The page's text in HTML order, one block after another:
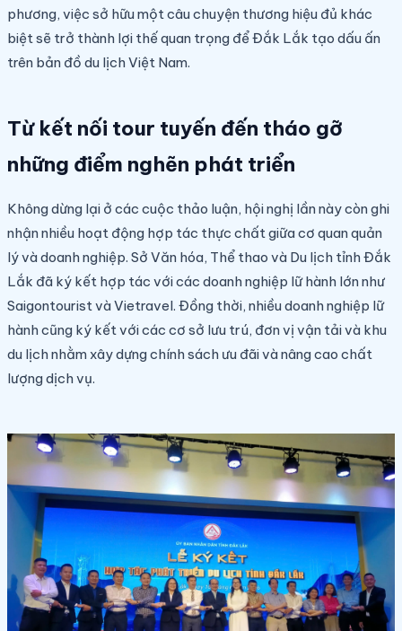
phương, việc sở hữu một câu chuyện thương hiệu đủ khác
biệt sẽ trở thành lợi thế quan trọng để Đắk Lắk tạo dấu ấn
trên bản đồ du lịch Việt Nam.
Từ kết nối tour tuyến đến tháo gỡ
những điểm nghẽn phát triển
Không dừng lại ở các cuộc thảo luận, hội nghị lần này còn ghi
nhận nhiều hoạt động hợp tác thực chất giữa cơ quan quản
lý và doanh nghiệp. Sở Văn hóa, Thể thao và Du lịch tỉnh Đắk
Lắk đã ký kết hợp tác với các doanh nghiệp lữ hành lớn như
Saigontourist và Vietravel. Đồng thời, nhiều doanh nghiệp lữ
hành cũng ký kết với các cơ sở lưu trú, đơn vị vận tải và khu
du lịch nhằm xây dựng chính sách ưu đãi và nâng cao chất
lượng dịch vụ.